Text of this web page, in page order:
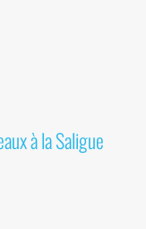
à la Saligue